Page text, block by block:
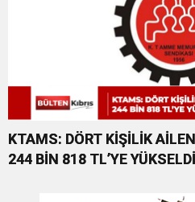
KTAMS: DÖRT KİŞİLİK
244 BİN 818 TL’YE YÜKSELDİ